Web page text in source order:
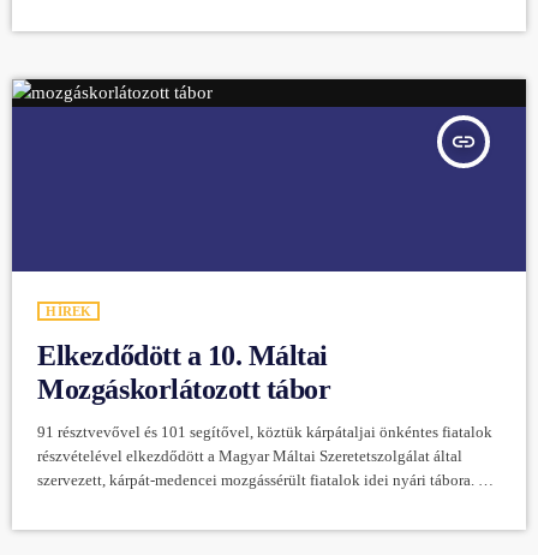
lovas szakembereitől A tavalyi első Lóbarát Fesztivál - amit
tenyészetében, a Nógrád megyei Lóska Magánménes területén
rendeztek meg - nagy visszhangot keltett. Az esemény nemcsak a lovas
insert_link
HÍREK
Elkezdődött a 10. Máltai
Mozgáskorlátozott tábor
91 résztvevővel és 101 segítővel, köztük kárpátaljai önkéntes fiatalok
részvételével elkezdődött a Magyar Máltai Szeretetszolgálat által
szervezett, kárpát-medencei mozgássérült fiatalok idei nyári tábora. Az
A táborozókat 2025. augusztus 25. és 30. között akadálymentesített